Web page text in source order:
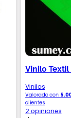
Vinilo Textil
Vinilos
Valorado con
clientes
2 opiniones